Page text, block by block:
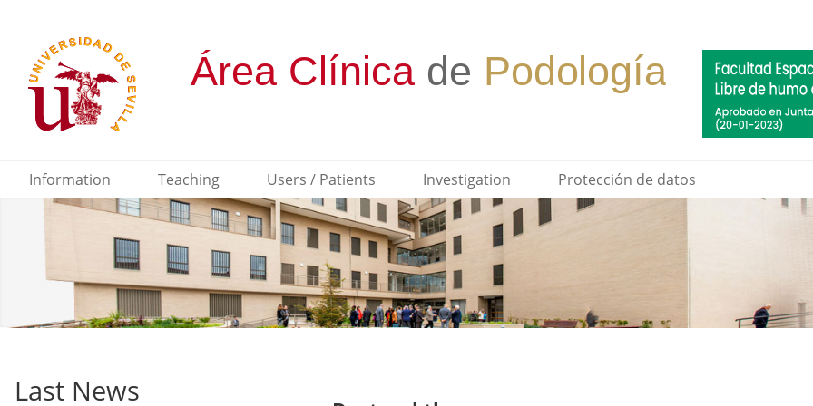
Information Teaching Users / Patients Investigation Protección de datos
Last News